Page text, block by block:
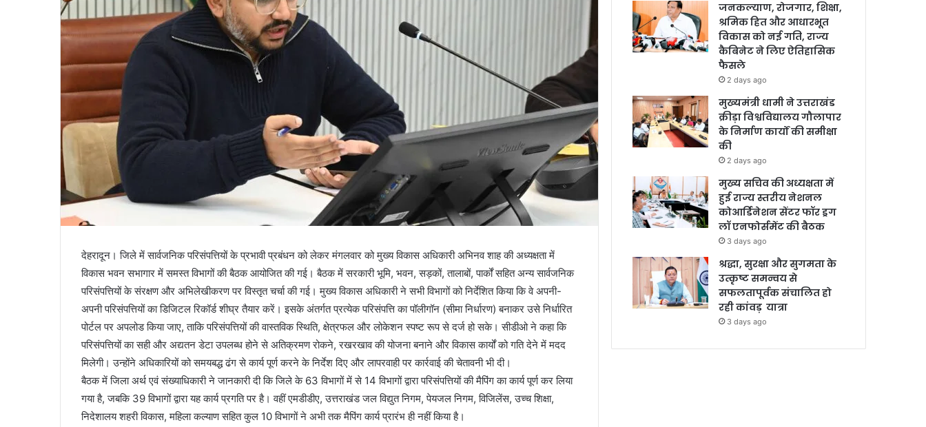
देहरादून। जिले में सार्वजनिक परिसंपत्तियों के प्रभावी प्रबंधन को लेकर मंगलवार को मुख्य विकास अधिकारी अभिनव शाह की अध्यक्षता में
विकास भवन सभागार में समस्त विभागों की बैठक आयोजित की गई। बैठक में सरकारी भूमि, भवन, सड़कों, तालाबों, पार्कों सहित अन्य सार्वजनिक
परिसंपत्तियों के संरक्षण और अभिलेखीकरण पर विस्तृत चर्चा की गई। मुख्य विकास अधिकारी ने सभी विभागों को निर्देशित किया कि वे अपनी-
अपनी परिसंपत्तियों का डिजिटल रिकॉर्ड शीघ्र तैयार करें। इसके अंतर्गत प्रत्येक परिसंपत्ति का पॉलीगॉन (सीमा निर्धारण) बनाकर उसे निर्धारित
पोर्टल पर अपलोड किया जाए, ताकि परिसंपत्तियों की वास्तविक स्थिति, क्षेत्रफल और लोकेशन स्पष्ट रूप से दर्ज हो सके। सीडीओ ने कहा कि
परिसंपत्तियों का सही और अद्यतन डेटा उपलब्ध होने से अतिक्रमण रोकने, रखरखाव की योजना बनाने और विकास कार्यों को गति देने में मदद
मिलेगी। उन्होंने अधिकारियों को समयबद्ध ढंग से कार्य पूर्ण करने के निर्देश दिए और लापरवाही पर कार्रवाई की चेतावनी भी दी।
बैठक में जिला अर्थ एवं संख्याधिकारी ने जानकारी दी कि जिले के 63 विभागों में से 14 विभागों द्वारा परिसंपत्तियों की मैपिंग का कार्य पूर्ण कर लिया
गया है, जबकि 39 विभागों द्वारा यह कार्य प्रगति पर है। वहीं एमडीडीए, उत्तराखंड जल विद्युत निगम, पेयजल निगम, विजिलेंस, उच्च शिक्षा,
निदेशालय शहरी विकास, महिला कल्याण सहित कुल 10 विभागों ने अभी तक मैपिंग कार्य प्रारंभ ही नहीं किया है।
जनकल्याण, रोजगार, शिक्षा,
श्रमिक हित और आधारभूत
विकास को नई गति, राज्य
कैबिनेट ने लिए ऐतिहासिक
फैसले
2 days ago
मुख्यमंत्री धामी ने उत्तराखंड
क्रीड़ा विश्वविद्यालय गौलापार
के निर्माण कार्यों की समीक्षा
की
2 days ago
मुख्य सचिव की अध्यक्षता में
हुई राज्य स्तरीय नेशनल
कोआर्डिनेशन सेंटर फॉर ड्रग
लॉ एनफोर्समेंट की बैठक
3 days ago
श्रद्धा, सुरक्षा और सुगमता के
उत्कृष्ट समन्वय से
सफलतापूर्वक संचालित हो
रही कांवड़ यात्रा
3 days ago